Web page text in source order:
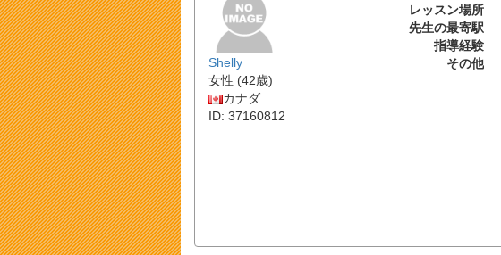
Shelly
女性 (42歳)
カナダ
ID: 37160812
レッスン場所
先生の最寄駅
指導経験
その他